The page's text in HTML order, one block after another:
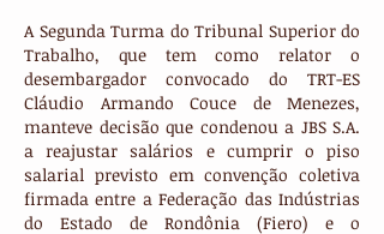
A Segunda Turma do Tribunal Superior do
Trabalho, que tem como relator o
desembargador convocado do TRT-ES
Cláudio Armando Couce de Menezes,
manteve decisão que condenou a JBS S.A.
a reajustar salários e cumprir o piso
salarial previsto em convenção coletiva
firmada entre a Federação das Indústrias
do Estado de Rondônia (Fiero) e o